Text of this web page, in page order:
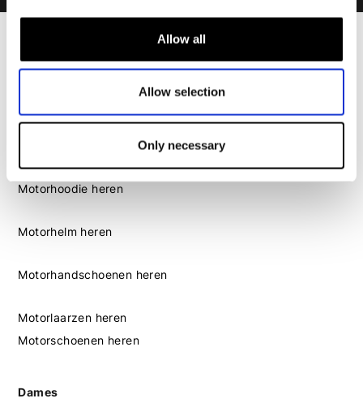
Allow all
Allow selection
Only necessary
Motorkleding heren
Motorbroek heren
Motorjeans heren
Motorhoodie heren
Motorhelm heren
Motorhandschoenen heren
Motorlaarzen heren
Motorschoenen heren
Dames